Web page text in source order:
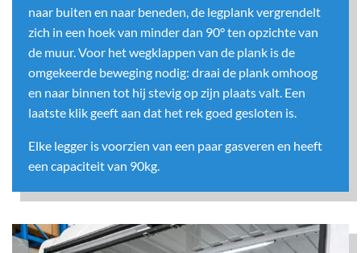
naar buiten en naar beneden, de legplank vergrendelt
zich in een hoek van minder dan 90° ten opzichte van
de muur. Voor het wegklappen van de plank is de
omgekeerde beweging nodig: draai de plank omhoog
en naar binnen tot hij stevig op zijn plaats valt. Een
laatste klik geeft aan dat het rek goed gesloten is.
Elke legger is voorzien van een paar gasveren en heeft
een capaciteit van 90kg.